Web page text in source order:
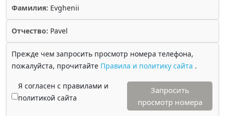
Фамилия: Evghenii
Отчество: Pavel
Прежде чем запросить просмотр номера телефона,
пожалуйста, прочитайте Правила и политику сайта .
Я согласен с правилами и
политикой сайта
Запросить
просмотр номера